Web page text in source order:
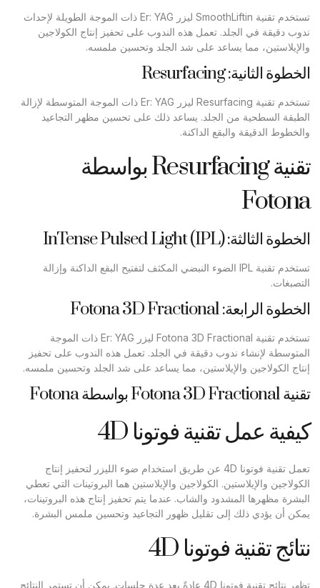
تستخدم تقنية SmoothLiftin ليزر Er: YAG ذات الموجة الطويلة لإحداث
ندوب دقيقة في الجلد. تعمل هذه الندوب على تحفيز إنتاج الكولاجين
والإيلاستين، مما يساعد على شد الجلد وتحسين ملمسه.
الخطوة الثانية: Resurfacing
تستخدم تقنية Resurfacing ليزر Er: YAG ذات الموجة المتوسطة لإزالة
الطبقة السطحية من الجلد. يساعد ذلك على تحسين مظهر التجاعيد
والخطوط الدقيقة والبقع الداكنة.
تقنية Resurfacing بواسطة
Fotona
الخطوة الثالثة: InTense Pulsed Light (IPL)
تستخدم تقنية IPL الضوء النبضي المكثف لتفتيح البقع الداكنة وإزالة
التصبغات.
الخطوة الرابعة: Fotona 3D Fractional
تستخدم تقنية Fotona 3D Fractional ليزر Er: YAG ذات الموجة
المتوسطة لإنشاء ندوب دقيقة في الجلد. تعمل هذه الندوب على تحفيز
إنتاج الكولاجين والإيلاستين، مما يساعد على شد الجلد وتحسين ملمسه.
تقنية Fotona 3D Fractional بواسطة Fotona
كيفية عمل تقنية فوتونا 4D
تعمل تقنية فوتونا 4D عن طريق استخدام ضوء الليزر لتحفيز إنتاج
الكولاجين والإيلاستين. الكولاجين والإيلاستين هما البروتينات التي تعطي
البشرة مظهرها المشدود والشاب. عندما يتم تحفيز إنتاج هذه البروتينات،
يمكن أن يؤدي ذلك إلى تقليل ظهور التجاعيد وتحسين ملمس البشرة.
نتائج تقنية فوتونا 4D
تظهر نتائج تقنية فوتونا 4D عادةً بعد عدة جلسات. يمكن أن تستمر النتائج